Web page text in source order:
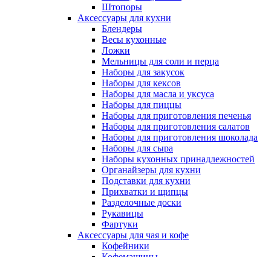
Штопоры
Аксессуары для кухни
Блендеры
Весы кухонные
Ложки
Мельницы для соли и перца
Наборы для закусок
Наборы для кексов
Наборы для масла и уксуса
Наборы для пиццы
Наборы для приготовления печенья
Наборы для приготовления салатов
Наборы для приготовления шоколада
Наборы для сыра
Наборы кухонных принадлежностей
Органайзеры для кухни
Подставки для кухни
Прихватки и щипцы
Разделочные доски
Рукавицы
Фартуки
Аксессуары для чая и кофе
Кофейники